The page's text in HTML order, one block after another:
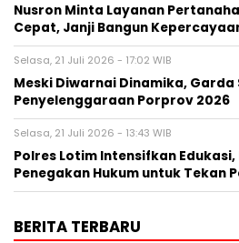
Nusron Minta Layanan
Cepat, Janji Bangun
Selasa, 21 Juli 2026 - 17:02 WIB
Meski Diwarnai Dinamika, Garda
Penyelenggaraan Porprov 2026 ‎
Selasa, 21 Juli 2026 - 13:43 WIB
Polres Lotim Intensifkan
Penegakan Hukum untuk Tekan
BERITA TERBARU